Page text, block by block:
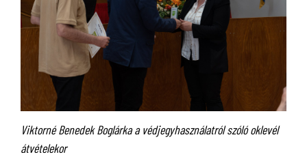
Viktorné Benedek Boglárka a védjegyhasználatról szóló oklevél
átvételekor